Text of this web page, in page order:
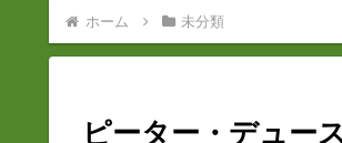
ホーム 未分類
ピーター・デュー